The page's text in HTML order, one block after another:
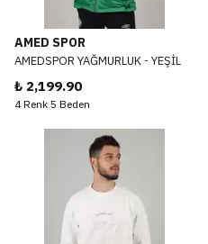
AMED SPOR
AMEDSPOR YAĞMURLUK - YEŞİL
₺ 2,199.90
4 Renk 5 Beden